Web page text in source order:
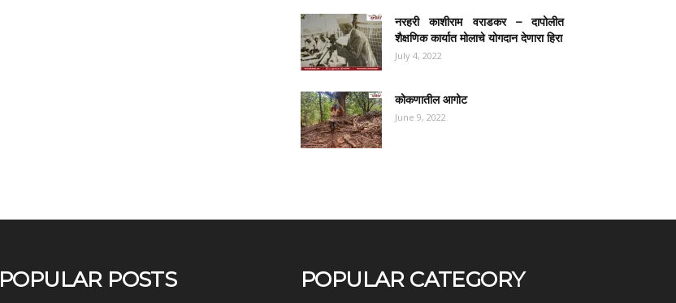
नरहरी काशीराम वराडकर – दापोलीत
शैक्षणिक कार्यात मोलाचे योगदान देणारा हिरा
July 4, 2022
कोकणातील आगोट
June 9, 2022
POPULAR POSTS POPULAR CATEGORY